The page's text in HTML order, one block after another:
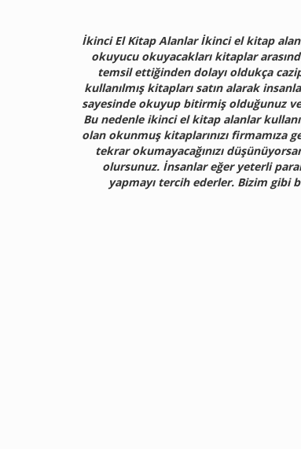
İkinci El Kitap Alanlar İkinci el kitap
okuyucu okuyacakları kitaplar
temsil ettiğinden dolayı oldukça
kullanılmış kitapları satın alarak
sayesinde okuyup bitirmiş olduğunuz
Bu nedenle ikinci el kitap alanlar
olan okunmuş kitaplarınızı firmamıza
tekrar okumayacağınızı
olursunuz. İnsanlar eğer yeterli
yapmayı tercih ederler. Bizim gibi